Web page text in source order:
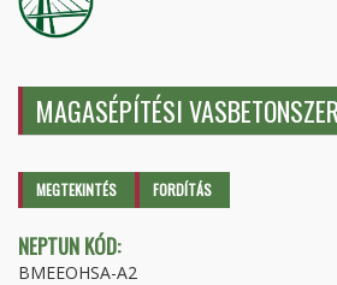
MAGASÉPÍTÉSI
Elsődleges fülek
MEGTEKINTÉS (AKTÍVFORDÍTÁS
NEPTUN KÓD:
BMEEOHSA-A2